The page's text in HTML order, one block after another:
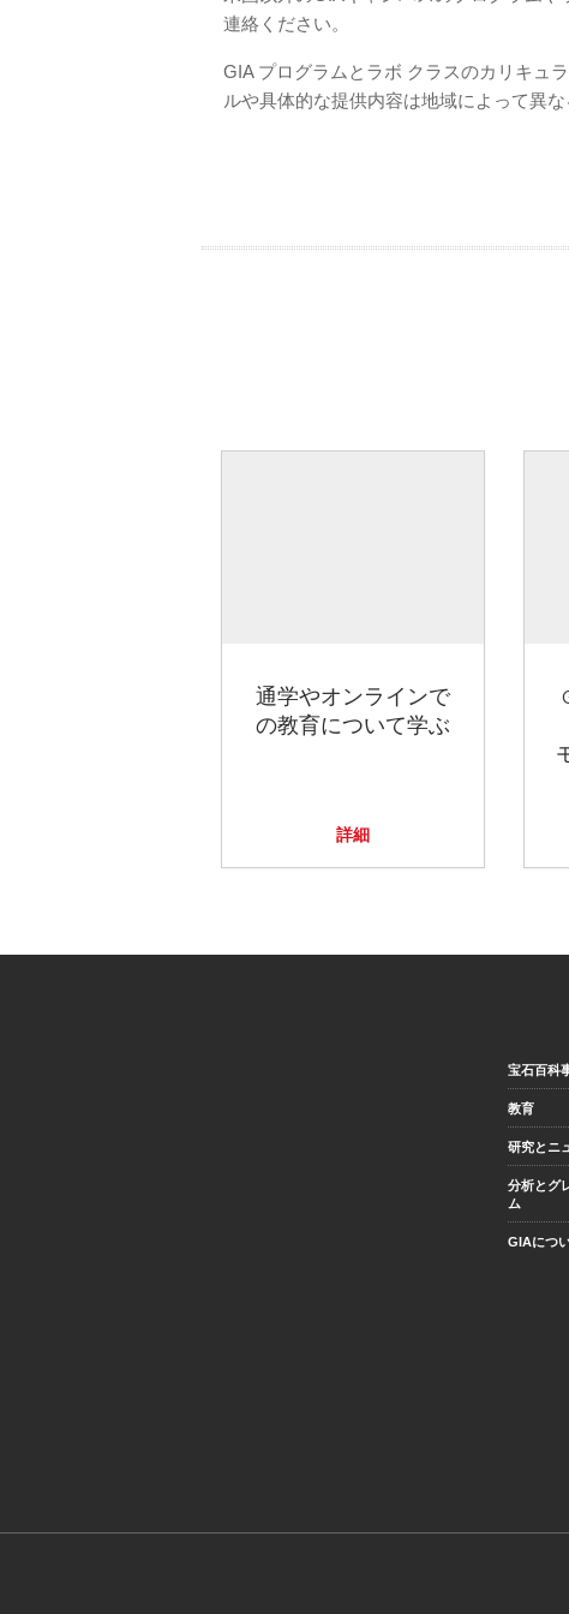
連絡ください。
GIA プログラムとラボ クラスのカリキュ
ルや具体的な提供内容は地域によって異な
通学やオンラインで
の教育について学ぶ
詳細
宝石百科
教育
研究とニ
分析とグ
ム
GIAにつ